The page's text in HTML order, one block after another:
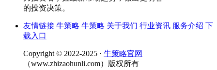
的投资决策。
友情链接 牛策略 牛策略 关于我们 行业资讯 服务介绍 下
载入口
Copyright © 2022-2025 · 牛策略官网
（www.zhizaohunli.com）版权所有